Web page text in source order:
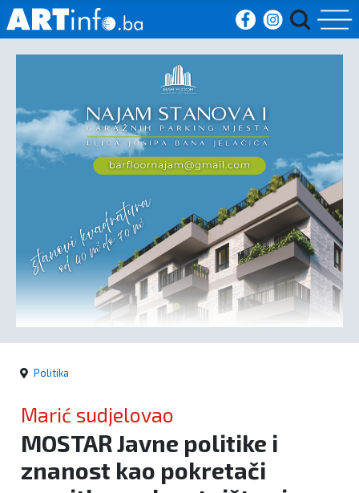
Vijesti
Sport
Crna
kronika
Politika
Politika
Marić sudjelovao
MOSTAR Javne politike i
znanost kao pokretači